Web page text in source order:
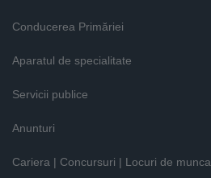
Conducerea Primăriei
Aparatul de specialitate
Servicii publice
Anunturi
Cariera | Concursuri | Locuri de munca